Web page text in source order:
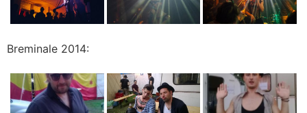
Breminale 2014: